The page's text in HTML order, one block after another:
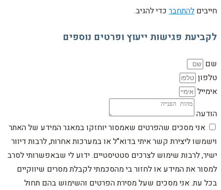
חייבים להתחבר כדי להגיב.
לקביעת פגישות ייעוץ ופרטים נוספים
שם
טלפון
אימייל
הודעה
אני מסכים שהפרטים שאמסור יוחזקו במאגר המידע של האתר
וישמשו ליצירת קשר איתי בדוא"ל או במערכות אחרות, לרבות דיוור
ישיר, לרבות שימוש לצרכים סטטיסטיים. ידוע לי שבאפשרותי לסרב
למסור את המידע או לחזור בי מהסכמתי לקבלת מסרים שיווקיים
בכל עת. אני מסכים שעל מסירת הפרטים והשימוש בהם תחול